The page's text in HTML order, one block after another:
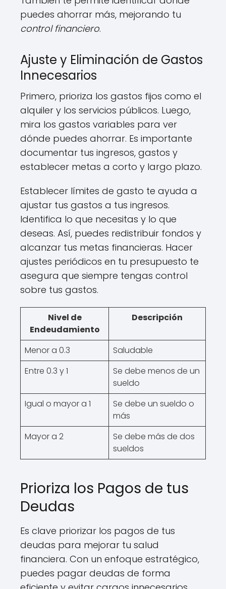
puedes ahorrar más, mejorando tu
control financiero.
Ajuste y Eliminación de Gastos
Innecesarios
Primero, prioriza los gastos fijos como el
alquiler y los servicios públicos. Luego,
mira los gastos variables para ver
dónde puedes ahorrar. Es importante
documentar tus ingresos, gastos y
establecer metas a corto y largo plazo.
Establecer límites de gasto te ayuda a
ajustar tus gastos a tus ingresos.
Identifica lo que necesitas y lo que
deseas. Así, puedes redistribuir fondos y
alcanzar tus metas financieras. Hacer
ajustes periódicos en tu presupuesto te
asegura que siempre tengas control
sobre tus gastos.
Nivel de
Endeudamiento
Descripción
Menor a 0.3
Saludable
Entre 0.3 y 1
Se debe menos de un
sueldo
Igual o mayor a 1
Se debe un sueldo o
más
Mayor a 2
Se debe más de dos
sueldos
Prioriza los Pagos de tus
Deudas
Es clave priorizar los pagos de tus
deudas para mejorar tu salud
financiera. Con un enfoque estratégico,
puedes pagar deudas de forma